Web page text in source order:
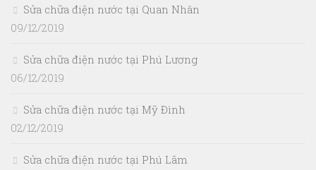
Sửa chữa điện nước tại Quan Nhân
09/12/2019
Sửa chữa điện nước tại Phú Lương
06/12/2019
Sửa chữa điện nước tại Mỹ Đình
02/12/2019
Sửa chữa điện nước tại Phú Lãm